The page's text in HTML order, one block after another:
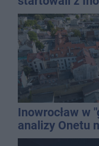
Inowrocław w
analizy Onetu
najbardziej